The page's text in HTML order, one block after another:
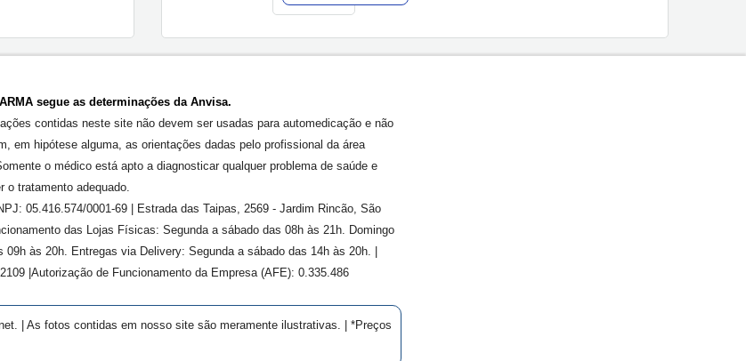
segue as determinações da Anvisa.
contidas neste site não devem ser usadas para automedicação e não
em hipótese alguma, as orientações dadas pelo profissional da área
o médico está apto a diagnosticar qualquer problema de saúde e
o tratamento adequado.
05.416.574/0001-69 | Estrada das Taipas, 2569 - Jardim Rincão, São
das Lojas Físicas: Segunda a sábado das 08h às 21h. Domingo
às 20h. Entregas via Delivery: Segunda a sábado das 14h às 20h. |
|Autorização de Funcionamento da Empresa (AFE): 0.335.486
| As fotos contidas em nosso site são meramente ilustrativas. | *Preços